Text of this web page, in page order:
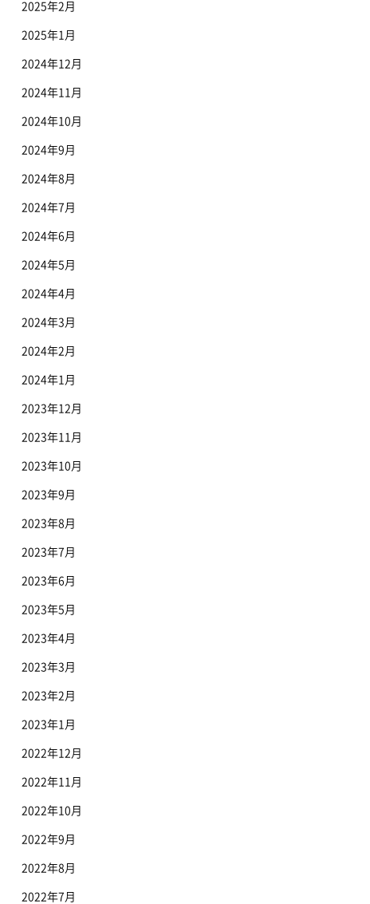
2025年2月
2025年1月
2024年12月
2024年11月
2024年10月
2024年9月
2024年8月
2024年7月
2024年6月
2024年5月
2024年4月
2024年3月
2024年2月
2024年1月
2023年12月
2023年11月
2023年10月
2023年9月
2023年8月
2023年7月
2023年6月
2023年5月
2023年4月
2023年3月
2023年2月
2023年1月
2022年12月
2022年11月
2022年10月
2022年9月
2022年8月
2022年7月